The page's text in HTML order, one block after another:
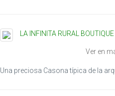
LA INFINITA RURAL BOUTIQUE
Ver en
Una preciosa Casona típica de la